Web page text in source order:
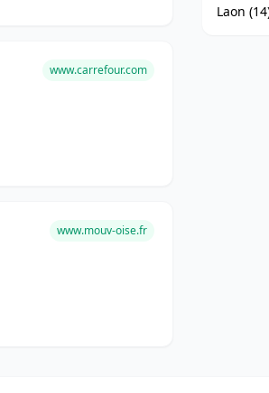
www.carrefour.com
www.mouv-oise.fr
Laon